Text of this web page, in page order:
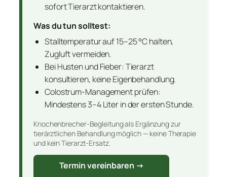
sofort Tierarzt kontaktieren.
Was du tun solltest:
Stalltemperatur auf 15–25 °C halten,
Zugluft vermeiden.
Bei Husten und Fieber: Tierarzt
konsultieren, keine Eigenbehandlung.
Colostrum-Management prüfen:
Mindestens 3–4 Liter in der ersten Stunde.
Knochenbrecher-Begleitung als Ergänzung zur
tierärztlichen Behandlung möglich — keine Therapie
und kein Tierarzt-Ersatz.
Termin vereinbaren →